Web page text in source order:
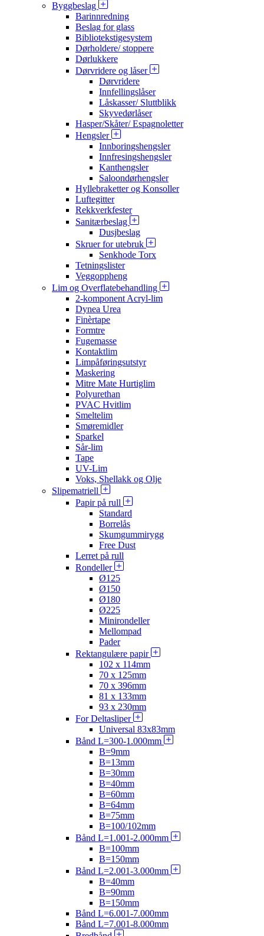
Byggbeslag
Barinnredning
Beslag for glass
Bibliotekstigesystem
Dørholdere/ stoppere
Dørlukkere
Dørvridere og låser
Dørvridere
Innfellingslåser
Låskasser/ Sluttblikk
Skyvedørlåser
Hasper/Skåter/ Espagnoletter
Hengsler
Innboringshengsler
Innfresingshengsler
Kanthengsler
Saloondørhengsler
Hyllebraketter og Konsoller
Luftegitter
Rekkverkfester
Sanitærbeslag
Dusjbeslag
Skruer for utebruk
Senkhode Torx
Tetningslister
Veggoppheng
Lim og Overflatebehandling
2-komponent Acryl-lim
Dynea Urea
Finèrtape
Formtre
Fugemasse
Kontaktlim
Limpåføringsutstyr
Maskering
Mitre Mate Hurtiglim
Polyurethan
PVAC Hvitlim
Smeltelim
Smøremidler
Sparkel
Sår-lim
Tape
UV-Lim
Voks, Shellakk og Olje
Slipematriell
Papir på rull
Standard
Borrelås
Skumgummirygg
Free Dust
Lerret på rull
Rondeller
Ø125
Ø150
Ø180
Ø225
Minirondeller
Mellompad
Pader
Rektangulære papir
102 x 114mm
70 x 125mm
70 x 396mm
81 x 133mm
93 x 230mm
For Deltasliper
Universal 83x83mm
Bånd L=300-1.000mm
B=9mm
B=13mm
B=30mm
B=40mm
B=60mm
B=64mm
B=75mm
B=100/102mm
Bånd L=1.001-2.000mm
B=100mm
B=150mm
Bånd L=2.001-3.000mm
B=40mm
B=90mm
B=150mm
Bånd L=6.001-7.000mm
Bånd L=7.001-8.000mm